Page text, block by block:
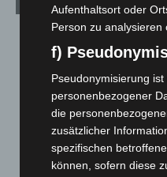
Archiv
Juli 2026(73)
Juni 2026(139)
Mai 2026(99)
April 2026(99)
März 2026(115)
Aufenthaltsort oder
Person zu
f)
Pseudonymisierung
personenbezogener
die
zusätzlicher
spezifischen
können, sofern diese